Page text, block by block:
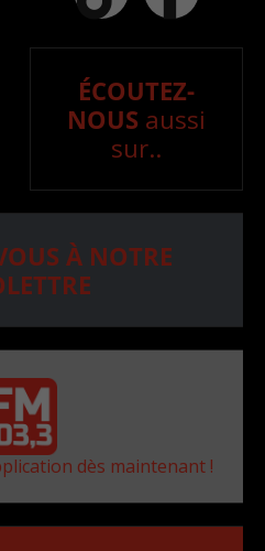
ÉCOUTEZ-
NOUS aussi
sur..
À NOTRE
dès maintenant !